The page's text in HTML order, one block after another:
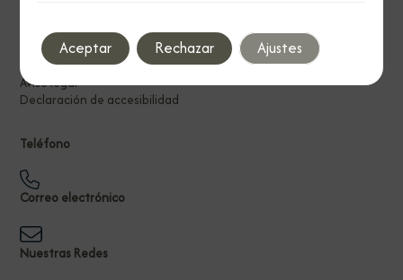
Política de privacidad
Política de cookies
Aviso legal
Declaración de accesibilidad
Teléfono
Correo electrónico
Nuestras Redes
Aceptar Rechazar Ajustes